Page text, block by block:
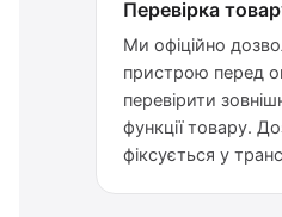
Перевірка
Ми офіційно
пристрою перед
перевірити
функції товару.
фіксується у